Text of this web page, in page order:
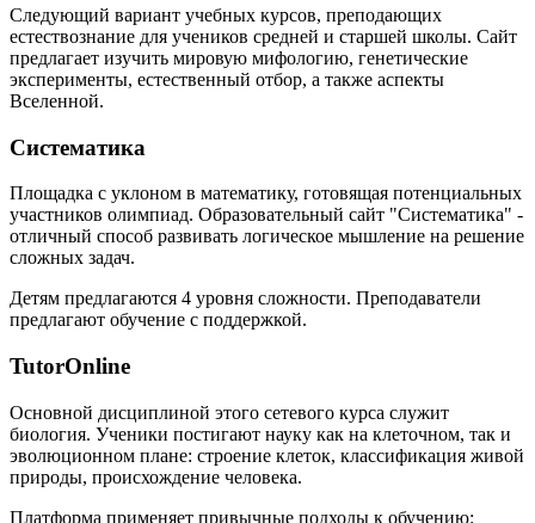
Следующий вариант учебных курсов, преподающих
естествознание для учеников средней и старшей школы. Сайт
предлагает изучить мировую мифологию, генетические
эксперименты, естественный отбор, а также аспекты
Вселенной.
Систематика
Площадка с уклоном в математику, готовящая потенциальных
участников олимпиад. Образовательный сайт "Систематика" -
отличный способ развивать логическое мышление на решение
сложных задач.
Детям предлагаются 4 уровня сложности. Преподаватели
предлагают обучение с поддержкой.
TutorOnline
Основной дисциплиной этого сетевого курса служит
биология. Ученики постигают науку как на клеточном, так и
эволюционном плане: строение клеток, классификация живой
природы, происхождение человека.
Платформа применяет привычные подходы к обучению: